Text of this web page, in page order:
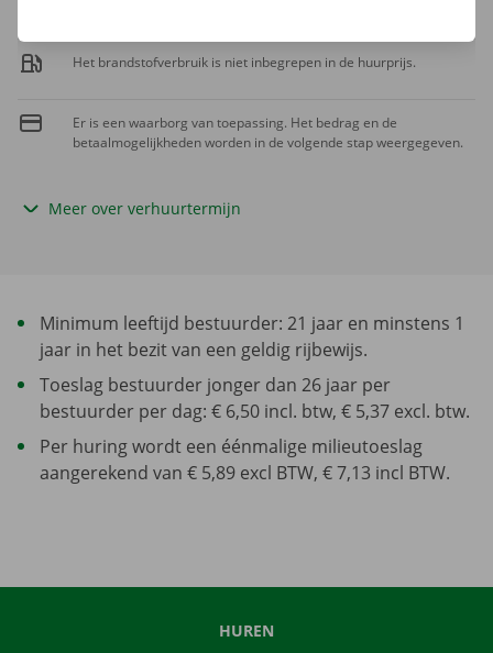
Het brandstofverbruik is niet inbegrepen in de huurprijs.
Er is een waarborg van toepassing. Het bedrag en de
betaalmogelijkheden worden in de volgende stap weergegeven.
Meer over verhuurtermijn
Minimum leeftijd bestuurder: 21 jaar en minstens 1
jaar in het bezit van een geldig rijbewijs.
Toeslag bestuurder jonger dan 26 jaar per
bestuurder per dag: € 6,50 incl. btw, € 5,37 excl. btw.
Per huring wordt een éénmalige milieutoeslag
aangerekend van € 5,89 excl BTW, € 7,13 incl BTW.
HUREN